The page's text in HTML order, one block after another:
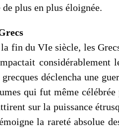
plus en plus éloignée.
fin du VIe siècle, les
considérablement
déclencha une
qui fut même
sur la puissance
la rareté absolue